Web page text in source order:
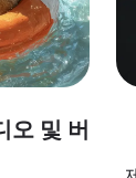
오 및 버